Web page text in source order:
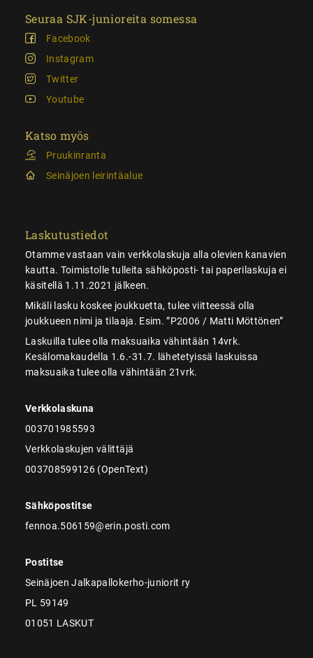
Seuraa SJK-junioreita somessa
Facebook
Instagram
Twitter
Youtube
Katso myös
Pruukinranta
Seinäjoen leirintäalue
Laskutustiedot
Otamme vastaan vain verkkolaskuja alla olevien kanavien
kautta. Toimistolle tulleita sähköposti- tai paperilaskuja ei
käsitellä 1.11.2021 jälkeen.
Mikäli lasku koskee joukkuetta, tulee viitteessä olla
joukkueen nimi ja tilaaja. Esim. ”P2006 / Matti Möttönen”
Laskuilla tulee olla maksuaika vähintään 14vrk.
Kesälomakaudella 1.6.-31.7. lähetetyissä laskuissa
maksuaika tulee olla vähintään 21vrk.
Verkkolaskuna
003701985593
Verkkolaskujen välittäjä
003708599126 (OpenText)
Sähköpostitse
fennoa.506159@erin.posti.com
Postitse
Seinäjoen Jalkapallokerho-juniorit ry
PL 59149
01051 LASKUT